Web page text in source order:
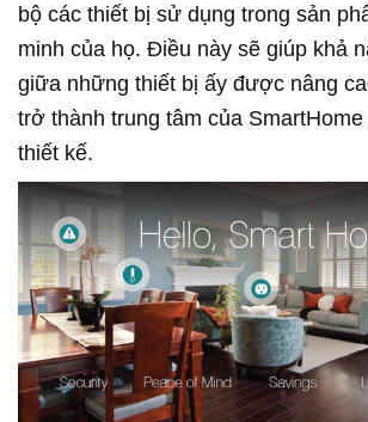
bộ các thiết bị sử dụng trong sản
minh của họ. Điều này sẽ giúp khả
giữa những thiết bị ấy được nâng
trở thành trung tâm của
thiết kế.